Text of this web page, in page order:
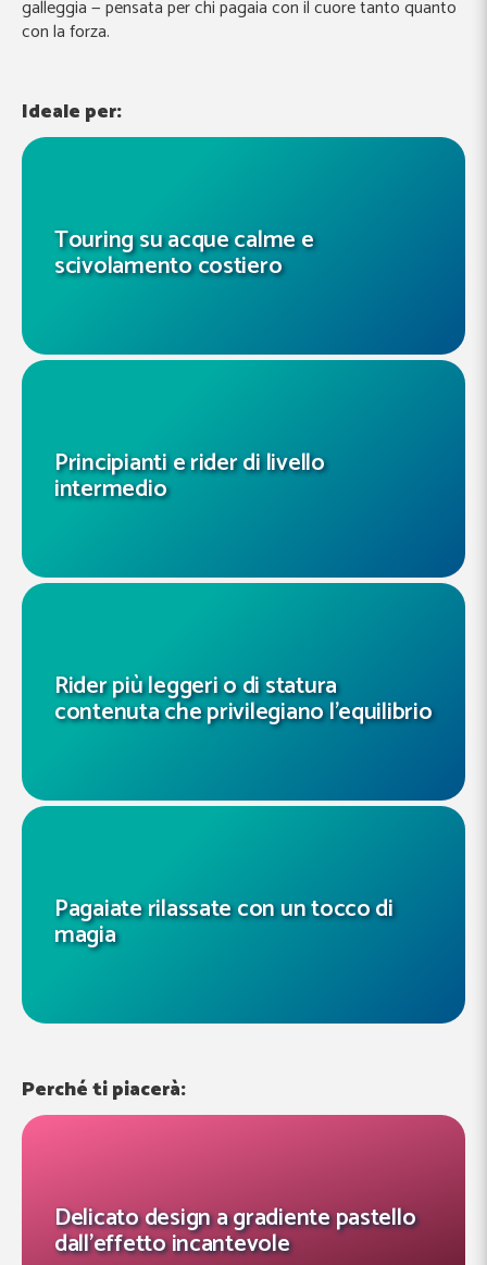
galleggia — pensata per chi pagaia con il cuore tanto quanto
con la forza.
Ideale per:
Touring su acque calme e
scivolamento costiero
Principianti e rider di livello
intermedio
Rider più leggeri o di statura
contenuta che privilegiano l’equilibrio
Pagaiate rilassate con un tocco di
magia
Perché ti piacerà:
Delicato design a gradiente pastello
dall’effetto incantevole